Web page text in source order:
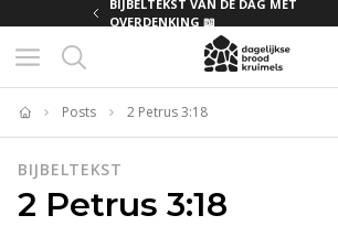
BIJBELTEKST VAN DE DAG MET
OVERDENKING 📖
Home
Posts 2 Petrus 3:18
BIJBELTEKST
2 Petrus 3:18